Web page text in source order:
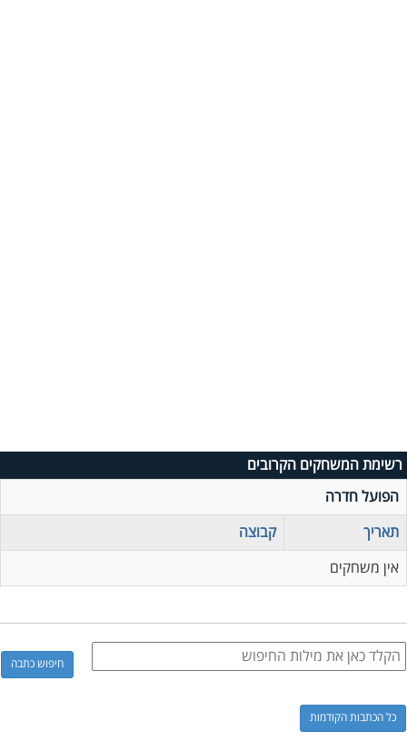
רשימת המשחקים הקרובים
הפועל חדרה
תאריך
קבוצה
אין משחקים
כל הכתבות הקודמות